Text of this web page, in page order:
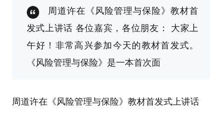
周道许在《风险管理与保险》教材首
发式上讲话 各位嘉宾，各位朋友： 大家上
午好！非常高兴参加今天的教材首发式。
《风险管理与保险》是一本首次面
周道许在《风险管理与保险》教材首发式上讲话